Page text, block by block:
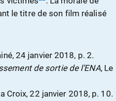
le titre de son film réalisé
24 janvier 2018, p. 2.
de sortie de l’ENA, Le
Croix, 22 janvier 2018, p. 10.